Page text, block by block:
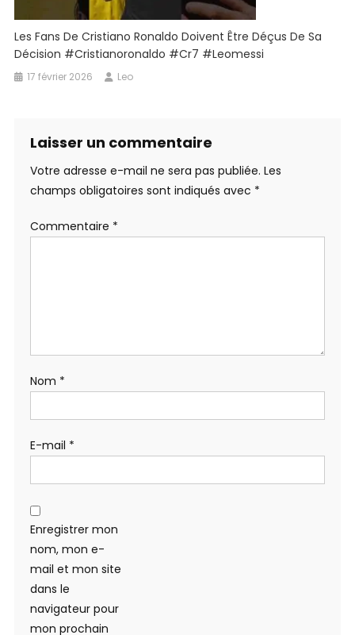
Les Fans De Cristiano Ronaldo Doivent Être Déçus De Sa
Décision #cristianoronaldo #cr7 #leomessi
17 février 2026 Leo
Laisser un commentaire
Votre adresse e-mail ne sera pas publiée. Les
champs obligatoires sont indiqués avec *
Commentaire *
Nom *
E-mail *
Enregistrer mon
nom, mon e-
mail et mon site
dans le
navigateur pour
mon prochain